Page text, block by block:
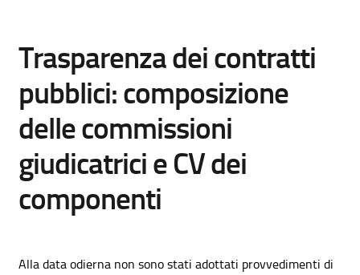
Trasparenza dei contratti
pubblici: composizione
delle commissioni
giudicatrici e CV dei
componenti
Alla data odierna non sono stati adottati provvedimenti di